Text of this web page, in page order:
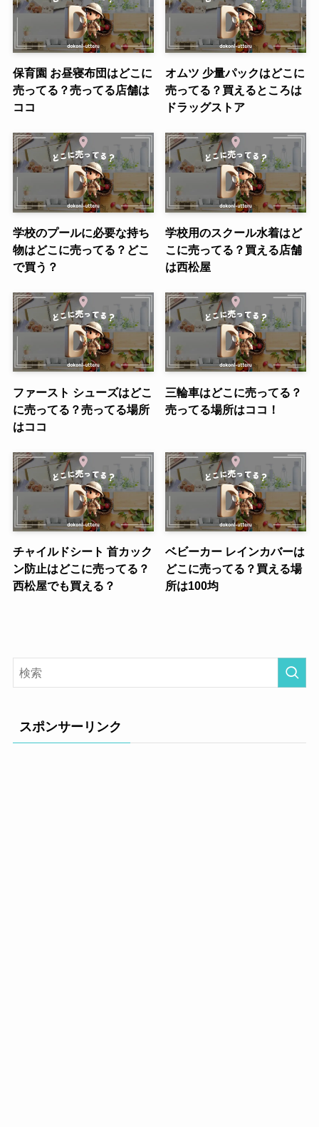
保育園 お昼寝布団はどこに
売ってる？売ってる店舗は
ココ
オムツ 少量パックはどこに
売ってる？買えるところは
ドラッグストア
学校のプールに必要な持ち
物はどこに売ってる？どこ
で買う？
学校用のスクール水着はど
こに売ってる？買える店舗
は西松屋
ファースト シューズはどこ
に売ってる？売ってる場所
はココ
三輪車はどこに売ってる？
売ってる場所はココ！
チャイルドシート 首カック
ン防止はどこに売ってる？
西松屋でも買える？
ベビーカー レインカバーは
どこに売ってる？買える場
所は100均
スポンサーリンク